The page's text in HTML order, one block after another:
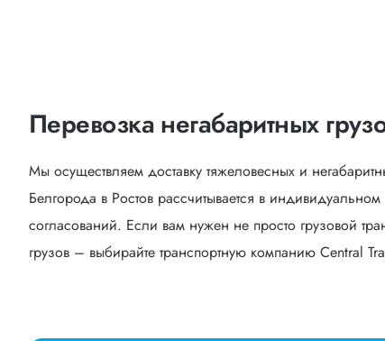
Перевозка негабаритных
Мы осуществляем доставку тяжеловесных и
Белгорода в Ростов рассчитывается в
согласований. Если вам нужен не просто грузовой
грузов – выбирайте транспортную компанию Central